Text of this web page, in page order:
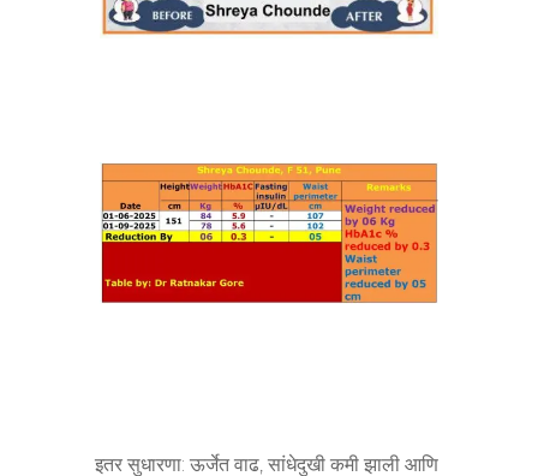
इतर सुधारणा: ऊर्जेत वाढ, सांधेदुखी कमी झाली आणि